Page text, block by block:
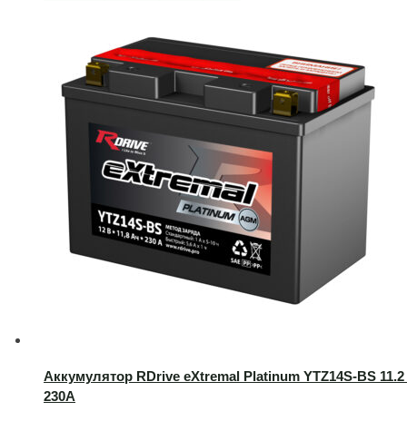
Аккумулятор RDrive eXtremal Platinum YTZ14S-BS
230А